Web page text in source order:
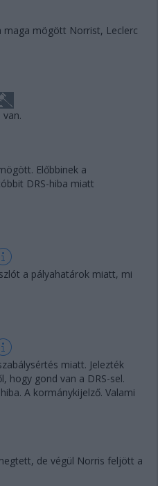
maga mögött Norrist, Leclerc
Előbbinek a
DRS-hiba miatt
a pályahatárok miatt, mi
miatt. Jelezték
hogy gond van a DRS-sel.
A kormánykijelző. Valami
de végül Norris feljött a